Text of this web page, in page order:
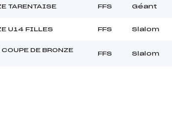
TARENTAISE FFS Géant
U14 FILLES FFS Slalom
DE BRONZE
FFS Slalom